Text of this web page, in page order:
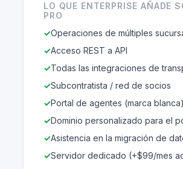
LO QUE ENTERPRISE AÑADE
PRO
Operaciones de múltiples
Acceso REST a API
Todas las integraciones de
Subcontratista / red de socios
Portal de agentes (marca blanca)
Dominio personalizado para el
Asistencia en la migración de
Servidor dedicado (+$99/mes